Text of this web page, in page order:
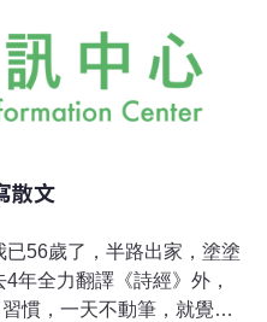
在島上買的。妻子是畫
幅畫都是創作。
散文
56歲了，半路出家，塗塗
年全力翻譯《詩經》外，
慣，一天不動筆，就覺得